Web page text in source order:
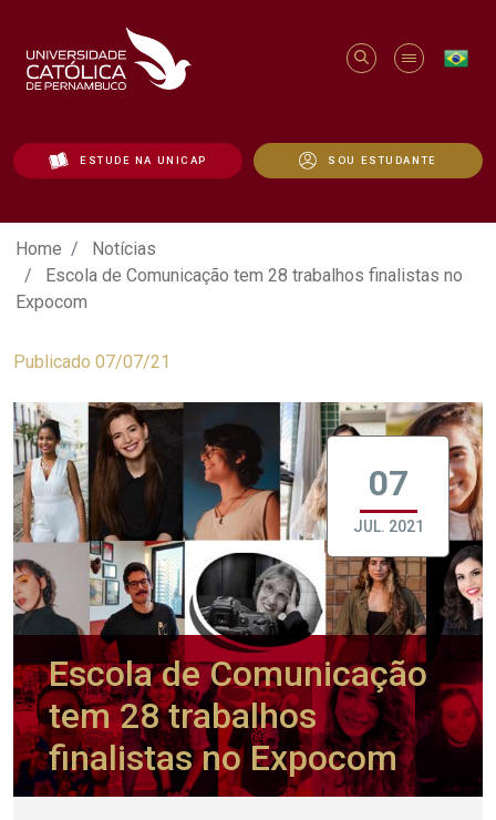
ESTUDE NA UNICAP SOU ESTUDANTE
Escola de Comunicação tem 28
Home
Notícias
Escola de Comunicação tem 28 trabalhos finalistas no
Expocom
Publicado 07/07/21
07
JUL. 2021
Escola de Comunicação
tem 28 trabalhos
finalistas no Expocom